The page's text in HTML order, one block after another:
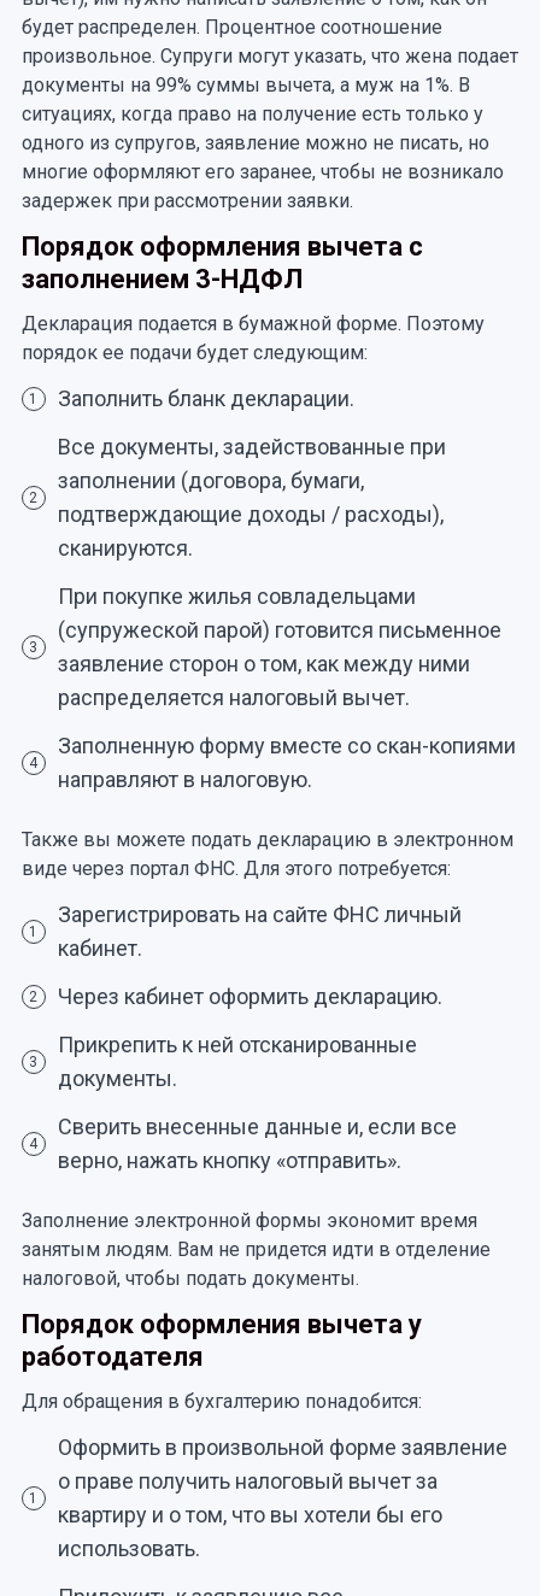
будет распределен. Процентное соотношение
произвольное. Супруги могут указать, что жена подает
документы на 99% суммы вычета, а муж на 1%. В
ситуациях, когда право на получение есть только у
одного из супругов, заявление можно не писать, но
многие оформляют его заранее, чтобы не возникало
задержек при рассмотрении заявки.
Порядок оформления вычета с
заполнением 3-НДФЛ
Декларация подается в бумажной форме. Поэтому
порядок ее подачи будет следующим:
1 Заполнить бланк декларации.
2
Все документы, задействованные при
заполнении (договора, бумаги,
подтверждающие доходы / расходы),
сканируются.
3
При покупке жилья совладельцами
(супружеской парой) готовится письменное
заявление сторон о том, как между ними
распределяется налоговый вычет.
4
Заполненную форму вместе со скан-копиями
направляют в налоговую.
Также вы можете подать декларацию в электронном
виде через портал ФНС. Для этого потребуется:
1
Зарегистрировать на сайте ФНС личный
кабинет.
2 Через кабинет оформить декларацию.
3
Прикрепить к ней отсканированные
документы.
4
Сверить внесенные данные и, если все
верно, нажать кнопку «отправить».
Заполнение электронной формы экономит время
занятым людям. Вам не придется идти в отделение
налоговой, чтобы подать документы.
Порядок оформления вычета у
работодателя
Для обращения в бухгалтерию понадобится:
1
Оформить в произвольной форме заявление
о праве получить налоговый вычет за
квартиру и о том, что вы хотели бы его
использовать.